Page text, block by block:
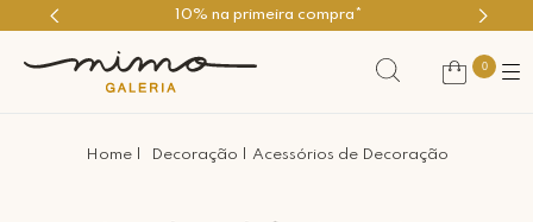
10% na primeira compra*
0
Decoração Acessórios de Decoração